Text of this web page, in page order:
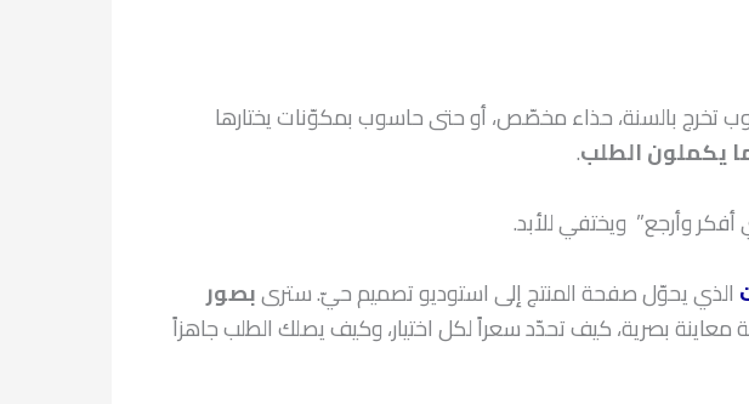
تخرج بالسنة، حذاء مخصّص، أو حتى حاسوب بمكوّنات يختارها
يكملون الطلب.
أفكر وأرجع” ويختفي للأبد.
الذي يحوّل صفحة المنتج إلى استوديو تصميم حيّ. سترىبصور
بصرية، كيف تحدّد سعراً لكل اختيار، وكيف يصلك الطلب جاهزاً